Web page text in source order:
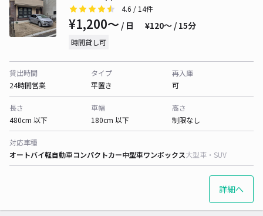
4.6 / 14件
¥1,200〜 / 日 ¥120〜 / 15分
時間貸し可
貸出時間
24時間営業
タイプ
平置き
再入庫
可
長さ
480cm 以下
車幅
180cm 以下
高さ
制限なし
対応車種
オートバイ軽自動車コンパクトカー中型車ワンボックス大型車・SUV
詳細へ